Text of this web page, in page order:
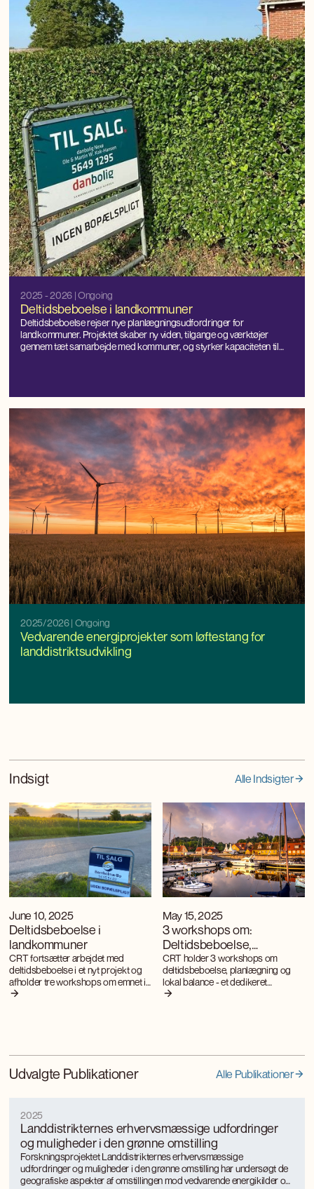
2025 - 2026| Ongoing
Deltidsbeboelse i landkommuner
Deltidsbeboelse rejser nye planlægningsudfordringer for
landkommuner. Projektet skaber ny viden, tilgange og værktøjer
gennem tæt samarbejde med kommuner, og styrker kapaciteten til
2025/2026| Ongoing
Vedvarende energiprojekter som løftestang for
landdistriktsudvikling
Indsigt Alle Indsigter
June 10, 2025
Deltidsbeboelse i
landkommuner
CRT fortsætter arbejdet med
deltidsbeboelse i et nyt projekt og
afholder tre workshops om emnet i
efteråret
May 15, 2025
3 workshops om:
Deltidsbeboelse,
planlægning og lokal
balance
CRT holder 3 workshops om
deltidsbeboelse, planlægning og
lokal balance - et dedikeret
vidensforum, skræddersyet til
Udvalgte Publikationer Alle Publikationer
Landdistrikternes erhvervsmæssige udfordringer
og muligheder i den grønne omstilling
2025
Forskningsprojektet Landdistrikternes erhvervsmæssige
udfordringer og muligheder i den grønne omstilling har undersøgt de
geografiske aspekter af omstillingen mod vedvarende energikilder og